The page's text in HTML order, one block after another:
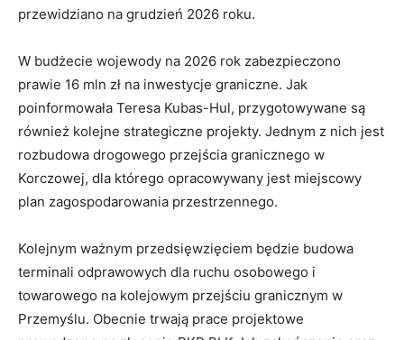
przewidziano na grudzień 2026 roku.
W budżecie wojewody na 2026 rok zabezpieczono
prawie 16 mln zł na inwestycje graniczne. Jak
poinformowała Teresa Kubas-Hul, przygotowywane są
również kolejne strategiczne projekty. Jednym z nich jest
rozbudowa drogowego przejścia granicznego w
Korczowej, dla którego opracowywany jest miejscowy
plan zagospodarowania przestrzennego.
Kolejnym ważnym przedsięwzięciem będzie budowa
terminali odprawowych dla ruchu osobowego i
towarowego na kolejowym przejściu granicznym w
Przemyślu. Obecnie trwają prace projektowe